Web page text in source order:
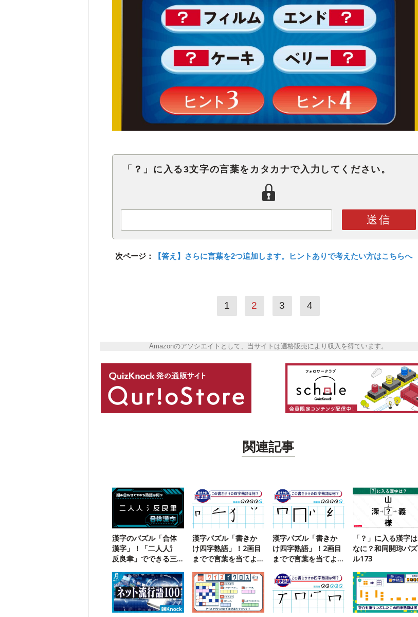
「？」に入る3文字の言葉をカタカナで入力してください。
送信
次ページ： 【答え】さらに言葉を2つ追加します。ヒントありで考えたい方はこちらへ
1 2 3 4
Amazonのアソシエイトとして、当サイトは適格販売により収入を得ています。
関連記事
漢字のパズル「合体
漢字」！「二人人氵
反良聿」でできる三
漢字パズル「書きか
け四字熟語」！2画目
までで言葉を当てよ
漢字パズル「書きか
け四字熟語」！2画目
までで言葉を当てよ
「？」に入る漢字は
なに？和同開珎パズ
ル173